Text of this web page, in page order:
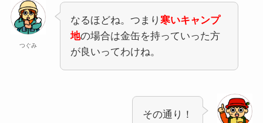
つぐみ
なるほどね。つまり 寒いキャンプ
地の場合は金缶を持っていった方
が良いってわけね。
その通り！